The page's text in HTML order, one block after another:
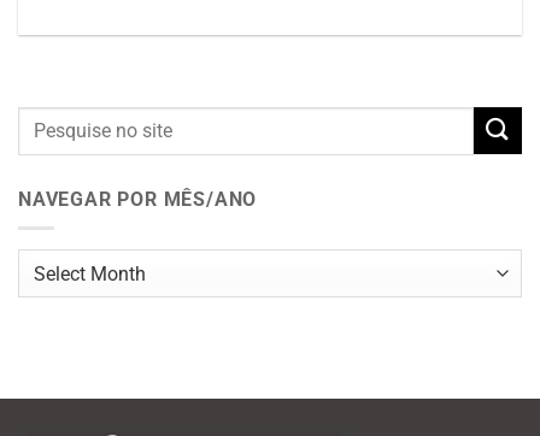
NAVEGAR POR MÊS/ANO
Navegar